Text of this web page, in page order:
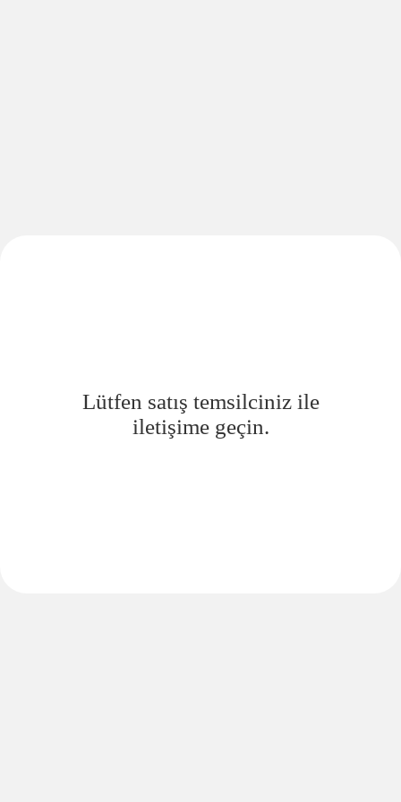
Lütfen satış temsilciniz ile
iletişime geçin.